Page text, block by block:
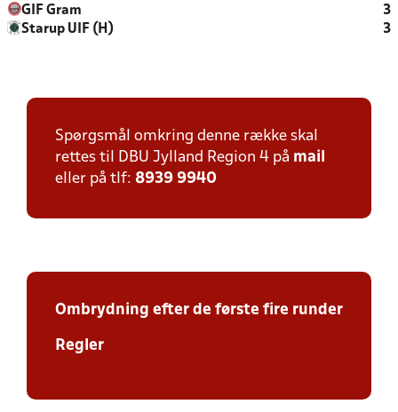
GIF Gram
3
Starup UIF (H)
3
Spørgsmål omkring denne række skal
rettes til DBU Jylland Region 4 på mail
eller på tlf: 8939 9940
Ombrydning efter de første fire runder
Regler